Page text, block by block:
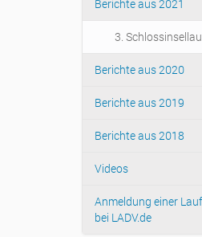
Berichte aus 2021
3.
Berichte aus 2020
Berichte aus 2019
Berichte aus 2018
Videos
Anmeldung einer
bei LADV.de